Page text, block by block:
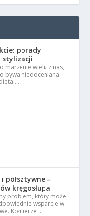
porady
stylizacji
marzenie wielu z nas,
bywa niedoceniana.
…
półsztywne –
kręgosłupa
problem, który może
wsparcie w
Kołnierze …